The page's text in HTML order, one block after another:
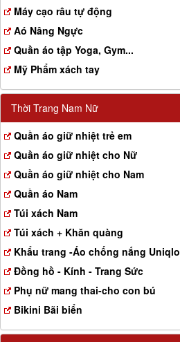
Máy cạo râu tự động
Aó Nâng Ngực
Quần áo tập Yoga, Gym...
Mỹ Phẩm xách tay
Thời Trang Nam Nữ
Quần áo giữ nhiệt trẻ em
Quần áo giữ nhiệt cho Nữ
Quần áo giữ nhiệt cho Nam
Quần áo Nam
Túi xách Nam
Túi xách + Khăn quàng
Khẩu trang -Áo chống nắng Uniqlo
Đồng hồ - Kính - Trang Sức
Phụ nữ mang thai-cho con bú
Bikini Bãi biển